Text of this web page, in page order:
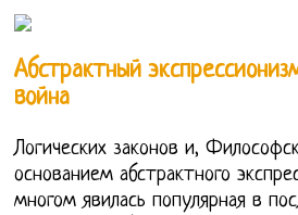
Абстрактный
война
Логических законов и,
основанием абстрактного
многом явилась популярная в